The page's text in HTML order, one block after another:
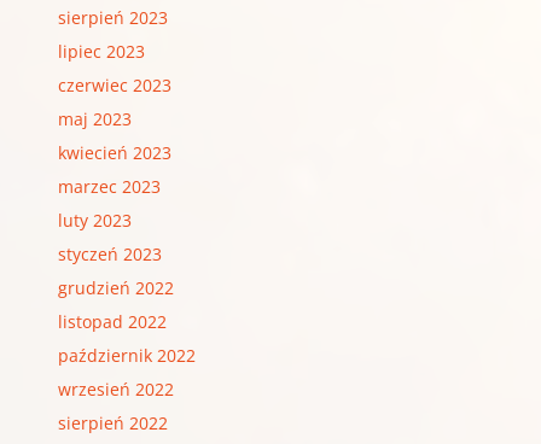
sierpień 2023
lipiec 2023
czerwiec 2023
maj 2023
kwiecień 2023
marzec 2023
luty 2023
styczeń 2023
grudzień 2022
listopad 2022
październik 2022
wrzesień 2022
sierpień 2022